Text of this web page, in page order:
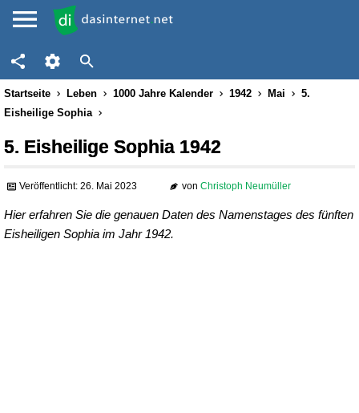
Startseite Leben 1000 Jahre Kalender 1942 Mai
5.
Eisheilige Sophia
5. Eisheilige Sophia 1942
Veröffentlicht: 26. Mai 2023 von Christoph Neumüller
Hier erfahren Sie die genauen Daten des Namenstages des fünften
Eisheiligen Sophia im Jahr 1942.